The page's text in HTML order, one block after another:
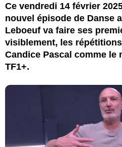
Ce vendredi 14 février
nouvel épisode de Danse
Leboeuf va faire ses
visiblement, les
Candice Pascal comme le
TF1+.